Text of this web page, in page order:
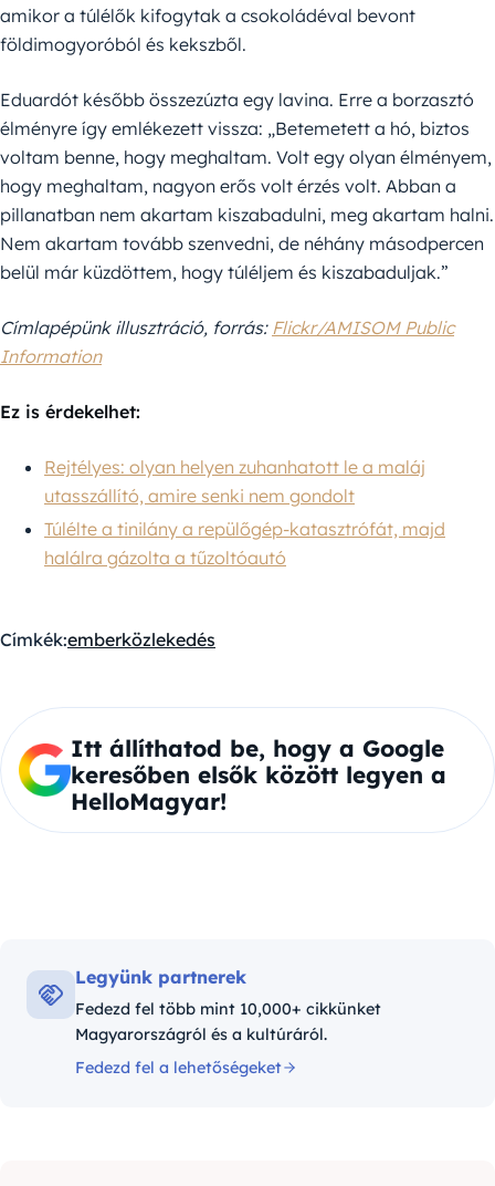
amikor a túlélők kifogytak a csokoládéval bevont
földimogyoróból és kekszből.
Eduardót később összezúzta egy lavina. Erre a borzasztó
élményre így emlékezett vissza: „Betemetett a hó, biztos
voltam benne, hogy meghaltam. Volt egy olyan élményem,
hogy meghaltam, nagyon erős volt érzés volt. Abban a
pillanatban nem akartam kiszabadulni, meg akartam halni.
Nem akartam tovább szenvedni, de néhány másodpercen
belül már küzdöttem, hogy túléljem és kiszabaduljak.”
Címlapépünk illusztráció, forrás: Flickr/AMISOM Public
Information
Ez is érdekelhet:
Rejtélyes: olyan helyen zuhanhatott le a maláj
utasszállító, amire senki nem gondolt
Túlélte a tinilány a repülőgép-katasztrófát, majd
halálra gázolta a tűzoltóautó
Címkék:emberközlekedés
Itt állíthatod be, hogy a Google
keresőben elsők között legyen a
HelloMagyar!
Legyünk partnerek
Fedezd fel több mint 10,000+ cikkünket
Magyarországról és a kultúráról.
Fedezd fel a lehetőségeket